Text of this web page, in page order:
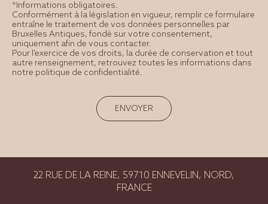
*Informations obligatoires.
Conformément à la législation en vigueur, remplir ce formulaire
entraîne le traitement de vos données personnelles par
Bruxelles Antiques, fondé sur votre consentement,
uniquement afin de vous contacter.
Pour l'exercice de vos droits, la durée de conservation et tout
autre renseignement, retrouvez toutes les informations dans
notre politique de confidentialité.
ENVOYER
22 RUE DE LA REINE, 59710 ENNEVELIN, NORD,
FRANCE